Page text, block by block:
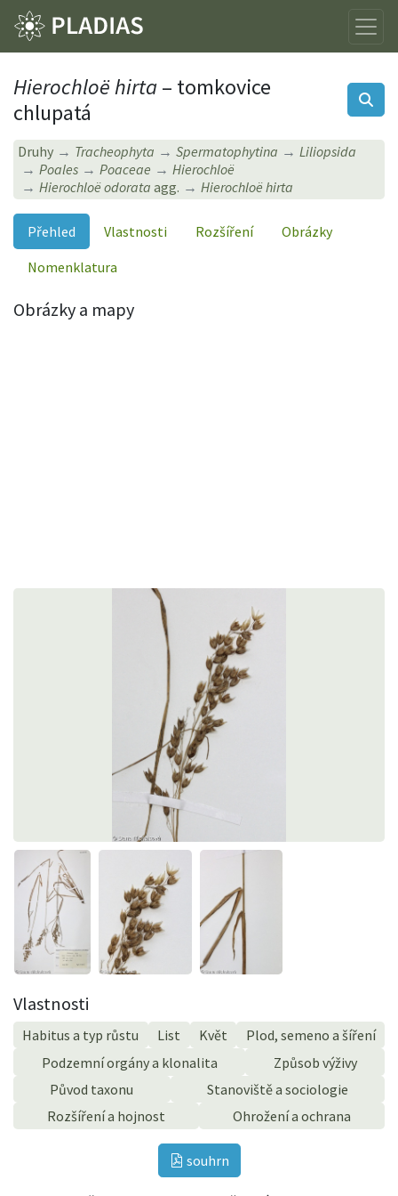
Hierochloë hirta– tomkovice
chlupatá
Druhy Tracheophyta Spermatophytina
Liliopsida
Poales
Poaceae
Hierochloë
Hierochloë odorata agg. Hierochloë hirta
Přehled Vlastnosti Rozšíření
Obrázky
Nomenklatura
Obrázky a mapy
Vlastnosti
Habitus a typ růstu List Květ
Plod, semeno a šíření
Podzemní orgány a klonalita
Způsob výživy
Původ taxonu
Stanoviště a sociologie
Rozšíření a hojnost
Ohrožení a ochrana
souhrn